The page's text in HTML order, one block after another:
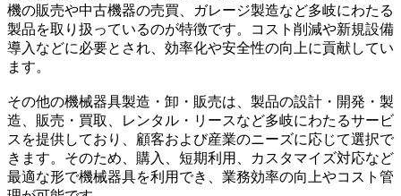
機の販売や中古機器の売買、ガレージ製造など多岐にわたる
製品を取り扱っているのが特徴です。コスト削減や新規設備
導入などに必要とされ、効率化や安全性の向上に貢献してい
ます。
その他の機械器具製造・卸・販売は、製品の設計・開発・製
造、販売・買取、レンタル・リースなど多岐にわたるサービ
スを提供しており、顧客および産業のニーズに応じて選択で
きます。そのため、購入、短期利用、カスタマイズ対応など
最適な形で機械器具を利用でき、業務効率の向上やコスト管